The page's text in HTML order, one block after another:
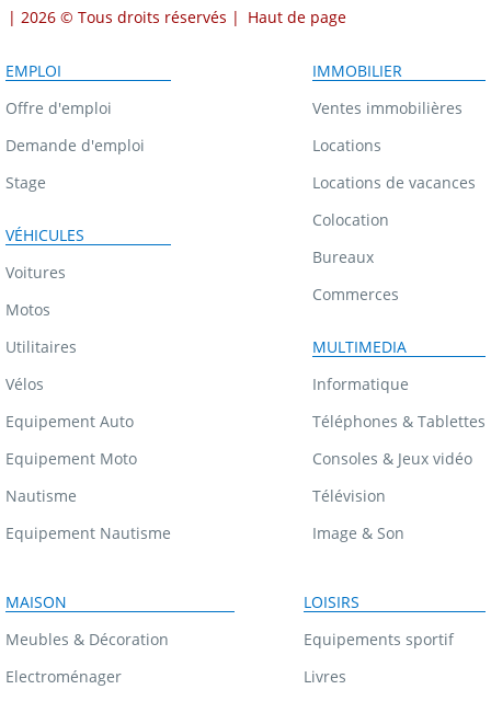
| 2026 © Tous droits réservés | Haut de page
EMPLOI
Offre d'emploi
Demande d'emploi
Stage
VÉHICULES
Voitures
Motos
Utilitaires
Vélos
Equipement Auto
Equipement Moto
Nautisme
Equipement Nautisme
IMMOBILIER
Ventes immobilières
Locations
Locations de vacances
Colocation
Bureaux
Commerces
MULTIMEDIA
Informatique
Téléphones & Tablettes
Consoles & Jeux vidéo
Télévision
Image & Son
MAISON
Meubles & Décoration
Electroménager
LOISIRS
Equipements sportif
Livres